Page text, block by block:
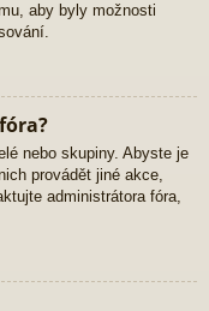
aby byly možnosti
nebo skupiny. Abyste je
provádět jiné akce,
administrátora fóra,